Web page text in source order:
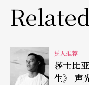
达人推荐
莎士比
生》 声